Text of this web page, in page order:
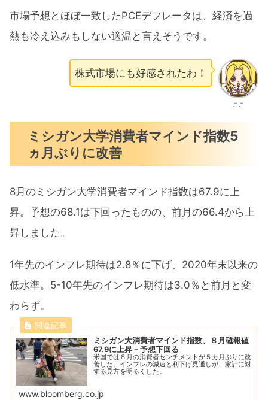
市場予想とほぼ一致したPCEデフレータは、経済を過
熱も冷え込みもしない適温と言えそうです。
ここ
株式市場にも好感されたわ！
ミシガン大学消費者マインド指数5
ヵ月ぶりに改善
8月のミシガン大学消費者マインド指数は67.9に上
昇。予想の68.1は下回ったものの、前月の66.4から上
昇しました。
1年先のインフレ期待は2.8％に下げ、2020年末以来の
低水準。5-10年先のインフレ期待は3.0％と前月と変
わらず。
ミシガン大消費者マインド指数、８月確報値
67.9に上昇－予想下回る
米国では８月の消費者センチメントが５カ月ぶりに改
善した。インフレの減速と利下げ見通しが、家計に対
する見方を明るくした。
www.bloomberg.co.jp